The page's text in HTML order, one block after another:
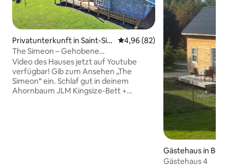
Privatunterkunft in Saint-Sim
éon
Durchschnittliche Bewertung:
4,96 (82)
The Simeon – Gehobene
Buchtansichten von Doorbed
Video des Hauses jetzt auf Youtube
verfügbar! Gib zum Ansehen „The
Simeon“ ein. Schlaf gut in deinem
Ahornbaum JLM Kingsize-Bett +
Gästehaus in
Gästehaus 4